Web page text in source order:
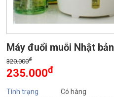
Máy đuổi muỗi Nhật bản
320.000đ
235.000đ
Tình trạng
Có hàng